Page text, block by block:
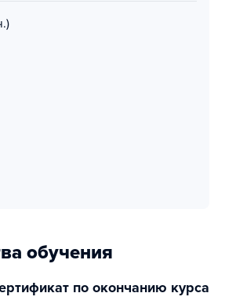
обучения
по окончанию курса